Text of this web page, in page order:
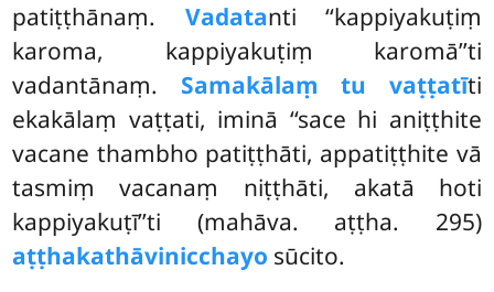
patiṭṭhānaṃ. Vadatanti ‘‘kappiyakuṭiṃ
karoma, kappiyakuṭiṃ karomā’’ti
vadantānaṃ. Samakālaṃ tu vaṭṭatīti
ekakālaṃ vaṭṭati, iminā ‘‘sace hi aniṭṭhite
vacane thambho patiṭṭhāti, appatiṭṭhite vā
tasmiṃ vacanaṃ niṭṭhāti, akatā hoti
kappiyakuṭī’’ti (mahāva. aṭṭha. 295)
aṭṭhakathāvinicchayo sūcito.